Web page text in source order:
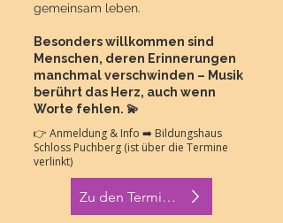
gemeinsam leben.
Besonders willkommen sind
Menschen, deren Erinnerungen
manchmal verschwinden – Musik
berührt das Herz, auch wenn
Worte fehlen. 💫
👉 Anmeldung & Info ➡️ Bildungshaus
Schloss Puchberg (ist über die Termine
verlinkt)
Zu den Terminen